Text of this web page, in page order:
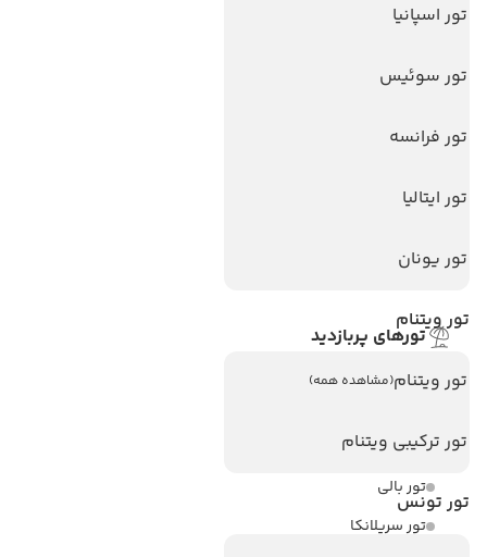
تور اسپانیا
تور سوئیس
تور فرانسه
تور ایتالیا
تور یونان
تور ویتنام
تور ویتنام(مشاهده همه)
تور ترکیبی ویتنام
تور تونس
مجله گردشگری
هتل های پر بازدید
هتل های استانبول
هتل های تایلند
هتل های سریلانکا
تورهای پربازدید
تور استانبول
تور پوکت
تور بالی
تور سریلانکا